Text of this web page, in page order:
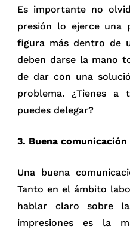
Es importante no
presión lo ejerce una
figura más dentro de
deben darse la mano
de dar con una
problema. ¿Tienes
puedes delegar?
3. Buena comunicación
Una buena
Tanto en el ámbito
hablar claro sobre
impresiones es la